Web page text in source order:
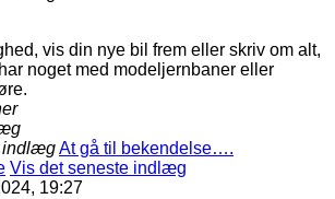
vis din nye bil frem eller skriv om alt,
noget med modeljernbaner eller
indlægAt gå til bekendelse….
Vis det seneste indlæg
19:27